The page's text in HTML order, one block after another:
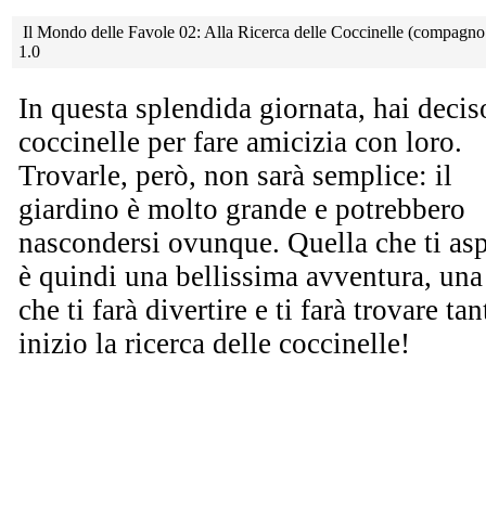
Il Mondo delle Favole 02: Alla Ricerca delle Coccinelle
1.0
In questa splendida giornata, hai
coccinelle per fare amicizia con loro.
Trovarle, però, non sarà semplice: il
giardino è molto grande e potrebbero
nascondersi ovunque. Quella che ti
è quindi una bellissima avventura,
che ti farà divertire e ti farà trovare
inizio la ricerca delle coccinelle!